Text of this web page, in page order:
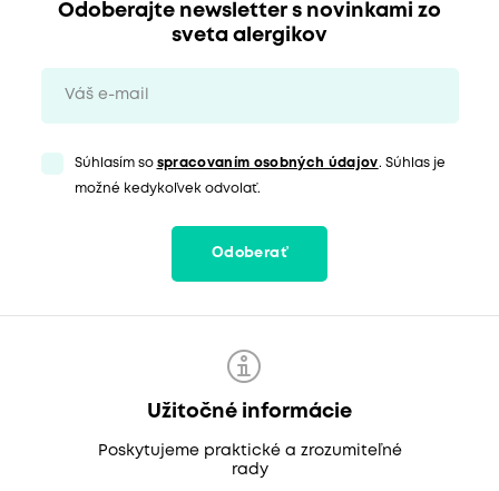
Odoberajte newsletter s novinkami zo
sveta alergikov
Súhlasím so spracovaním osobných údajov. Súhlas je
možné kedykoľvek odvolať.
Odoberať
Užitočné informácie
Poskytujeme praktické a zrozumiteľné
rady